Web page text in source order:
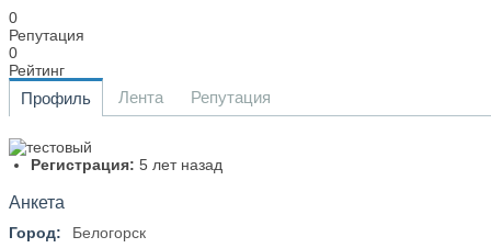
0
Репутация
0
Рейтинг
Профиль Лента Репутация
Регистрация: 5 лет назад
Анкета
Город: Белогорск